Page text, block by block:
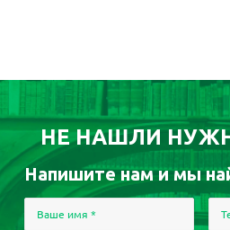
НЕ НАШЛИ
Напишите нам и мы
Ваше имя *